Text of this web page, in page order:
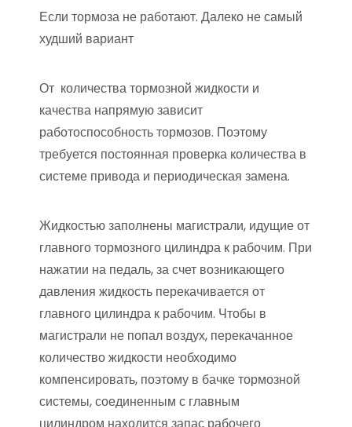
Если тормоза не работают. Далеко не самый
худший вариант
От количества тормозной жидкости и
качества напрямую зависит
работоспособность тормозов. Поэтому
требуется постоянная проверка количества в
системе привода и периодическая замена.
Жидкостью заполнены магистрали, идущие от
главного тормозного цилиндра к рабочим. При
нажатии на педаль, за счет возникающего
давления жидкость перекачивается от
главного цилиндра к рабочим. Чтобы в
магистрали не попал воздух, перекачанное
количество жидкости необходимо
компенсировать, поэтому в бачке тормозной
системы, соединенным с главным